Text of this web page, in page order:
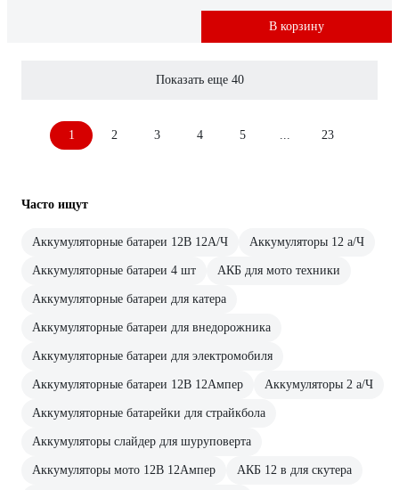
В корзину
Показать еще 40
1 2 3 4 5 23
Часто ищут
Аккумуляторные батареи 12В 12А/Ч Аккумуляторы 12 а/Ч
Аккумуляторные батареи 4 шт АКБ для мото техники
Аккумуляторные батареи для катера
Аккумуляторные батареи для внедорожника
Аккумуляторные батареи для электромобиля
Аккумуляторные батареи 12В 12Ампер Аккумуляторы 2 а/Ч
Аккумуляторные батарейки для страйкбола
Аккумуляторы слайдер для шуруповерта
Аккумуляторы мото 12В 12Ампер АКБ 12 в для скутера